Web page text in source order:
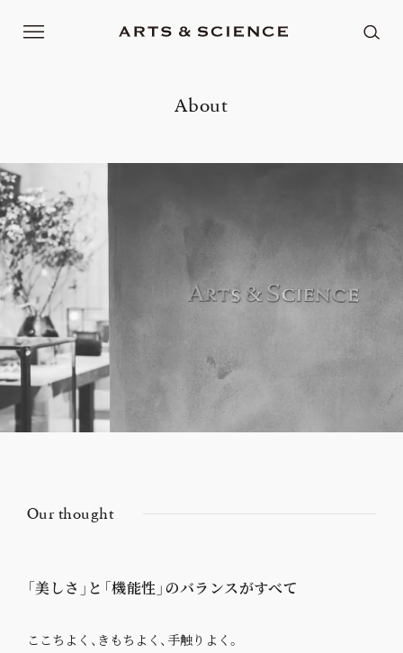
About
Our thought
「美しさ」と「機能性」のバランスがすべて
ここちよく、きもちよく、手触りよく。